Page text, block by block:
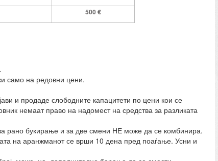
500 €
само на редовни цени.
и продаде слободните капацитети по цени кои се
немаат право на надомест на средства за разликата
рано букирање и за две смени НЕ може да се комбинира.
на аранжманот се врши 10 дена пред поаѓање. Усни и